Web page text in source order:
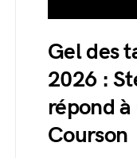
Gel des
2026 :
répond
Courson